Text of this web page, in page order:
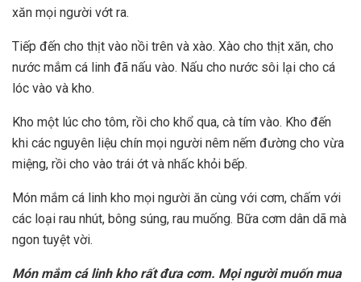
xăn mọi người vớt ra.
Tiếp đến cho thịt vào nồi trên và xào. Xào cho thịt xăn, cho
nước mắm cá linh đã nấu vào. Nấu cho nước sôi lại cho cá
lóc vào và kho.
Kho một lúc cho tôm, rồi cho khổ qua, cà tím vào. Kho đến
khi các nguyên liệu chín mọi người nêm nếm đường cho vừa
miệng, rồi cho vào trái ớt và nhấc khỏi bếp.
Món mắm cá linh kho mọi người ăn cùng với cơm, chấm với
các loại rau nhút, bông súng, rau muống. Bữa cơm dân dã mà
ngon tuyệt vời.
Món mắm cá linh kho rất đưa cơm. Mọi người muốn mua